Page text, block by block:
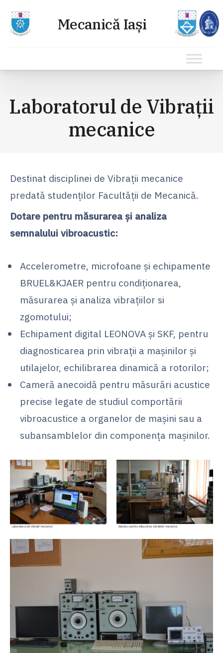
conținut
Laboratorul de Vibraţii
mecanice
Destinat disciplinei de Vibraţii mecanice
predată studenţilor Facultăţii de Mecanică.
Dotare pentru măsurarea şi analiza
semnalului vibroacustic:
Accelerometre, microfoane şi echipamente
BRUEL&KJAER pentru condiţionarea,
măsurarea şi analiza vibraţiilor si
zgomotului;
Echipament digital LEONOVA și SKF, pentru
diagnosticarea prin vibraţii a mașinilor și
utilajelor, echilibrarea dinamică a rotorilor;
Cameră anecoidă pentru măsurări acustice
precise legate de studiul comportării
vibroacustice a organelor de maşini sau a
subansamblelor din componenţa maşinilor.